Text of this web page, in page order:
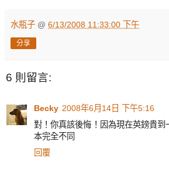
水瓶子 @ 6/13/2008 11:33:00 下午
分享
6 則留言:
Becky 2008年6月14日 下午5:16
對！你真該後悔！因為現在英鎊貴
本完全不同
回覆